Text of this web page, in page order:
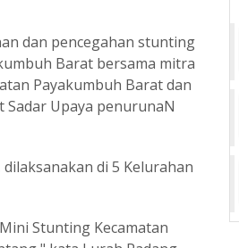
dan pencegahan stunting
Barat bersama mitra
Payakumbuh Barat dan
Sadar Upaya penurunaN
di 5 Kelurahan
Stunting Kecamatan